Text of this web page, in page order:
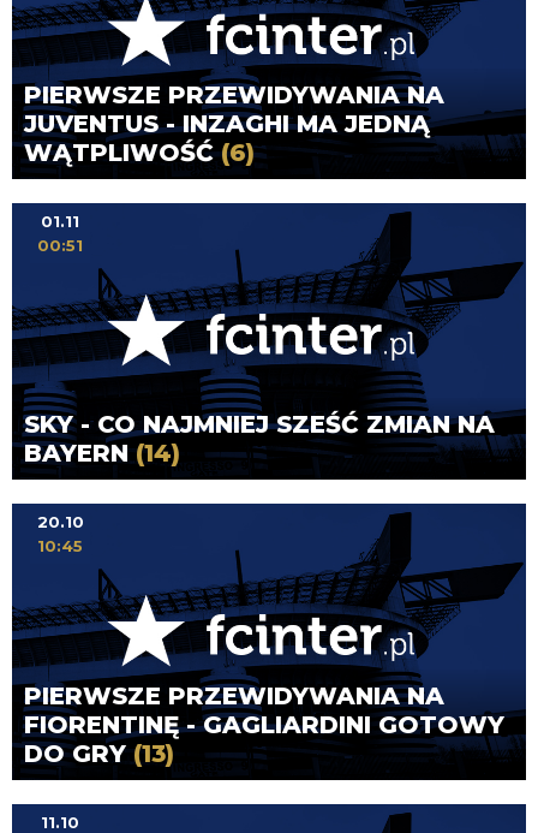
PIERWSZE PRZEWIDYWANIA NA
JUVENTUS - INZAGHI MA JEDNĄ
WĄTPLIWOŚĆ(6)
SKY - CO NAJMNIEJ SZEŚĆ ZMIAN NA
BAYERN(14)
01.11
00:51
PIERWSZE PRZEWIDYWANIA NA
FIORENTINĘ - GAGLIARDINI GOTOWY
DO GRY (13)
20.10
10:45
11.10